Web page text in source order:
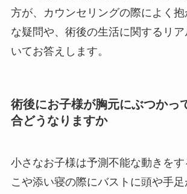
方が、カウンセリングの際によく
な疑問や、術後の生活に関するリ
いてお答えします。
術後にお子様が胸元にぶつかっ
合どうなりますか
小さなお子様は予測不能な動きを
こや添い寝の際にバストに頭や手